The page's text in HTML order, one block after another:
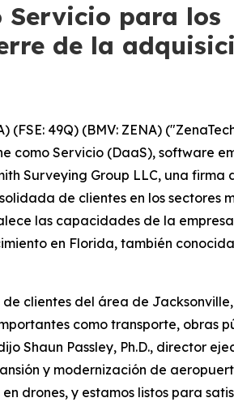
Servicio para los
de la
(FSE: 49Q) (BMV: ZENA)
como Servicio (DaaS), software
Surveying Group LLC, una
de clientes en los sectores
las capacidades de la
en Florida, también
clientes del área de
como transporte, obras
Shaun Passley, Ph.D., director
y modernización de
drones, y estamos listos para